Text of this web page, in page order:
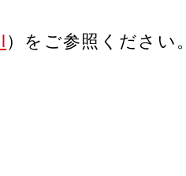
）をご参照ください。